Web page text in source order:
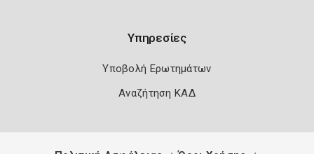
Υπηρεσίες
Υποβολή Ερωτημάτων
Αναζήτηση ΚΑΔ